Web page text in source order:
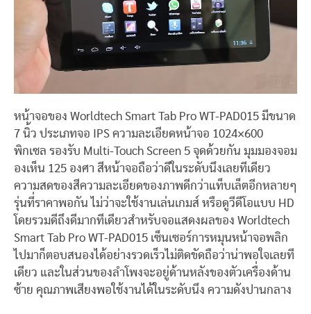
หน้าจอของ Worldtech Smart Tab Pro WT-PAD015 มีขนาด
7 นิ้ว ประเภทจอ IPS ความละเอียดหน้าจอ 1024×600
พิกเซล รองรับ Multi-Touch Screen 5 จุดด้วยกัน มุมมองจอม
องเห็น 125 องศา สีหน้าจอถือว่าดีในระดับนึงเลยทีเดียว
ความสดของสีความละเอียดของภาพดีกว่าแท็บเล็ตอีกหลายๆ
รุ่นที่ราคาพอกัน ไม่ว่าจะใช้งานเล่นเกมส์ หรือดูวีดีโอแบบ HD
โดยรวมดีถึงดีมากทีเดียวสำหรับจอแสดงผลของ Worldtech
Smart Tab Pro WT-PAD015 เซ็นเซอร์การหมุนหน้าจอพลิก
ไปมาก็ตอบสนองได้อย่างรวดเร็วไม่ติดขัดถือว่าน่าพอใจเลยที
เดียว และในส่วนของลำโพงจะอยู่ด้านหลังของตัวเครื่องด้าน
ซ้าย คุณภาพเสียงพอใช้งานได้ในระดับนึง ความดังปานกลาง